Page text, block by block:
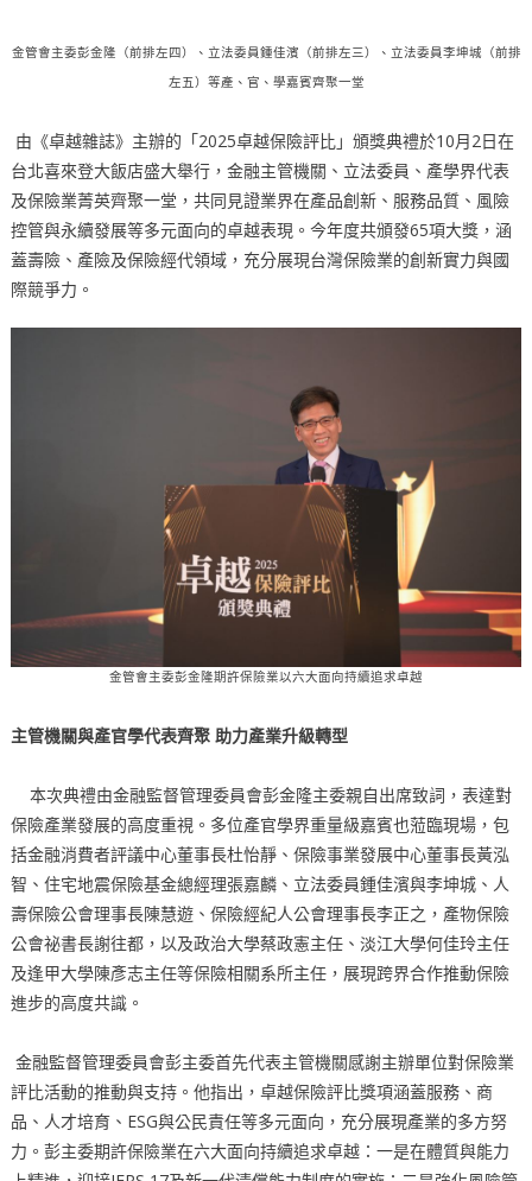
金管會主委彭金隆（前排左四）、立法委員鍾佳濱（前排左三）、立法委員李坤城（前排
左五）等產、官、學嘉賓齊聚一堂
由《卓越雜誌》主辦的「2025卓越保險評比」頒獎典禮於10月2日在
台北喜來登大飯店盛大舉行，金融主管機關、立法委員、產學界代表
及保險業菁英齊聚一堂，共同見證業界在產品創新、服務品質、風險
控管與永續發展等多元面向的卓越表現。今年度共頒發65項大獎，涵
蓋壽險、產險及保險經代領域，充分展現台灣保險業的創新實力與國
際競爭力。
金管會主委彭金隆期許保險業以六大面向持續追求卓越
主管機關與產官學代表齊聚 助力產業升級轉型
本次典禮由金融監督管理委員會彭金隆主委親自出席致詞，表達對
保險產業發展的高度重視。多位產官學界重量級嘉賓也蒞臨現場，包
括金融消費者評議中心董事長杜怡靜、保險事業發展中心董事長黃泓
智、住宅地震保險基金總經理張嘉麟、立法委員鍾佳濱與李坤城、人
壽保險公會理事長陳慧遊、保險經紀人公會理事長李正之，產物保險
公會祕書長謝往都，以及政治大學蔡政憲主任、淡江大學何佳玲主任
及逢甲大學陳彥志主任等保險相關系所主任，展現跨界合作推動保險
進步的高度共識。
金融監督管理委員會彭主委首先代表主管機關感謝主辦單位對保險業
評比活動的推動與支持。他指出，卓越保險評比獎項涵蓋服務、商
品、人才培育、ESG與公民責任等多元面向，充分展現產業的多方努
力。彭主委期許保險業在六大面向持續追求卓越：一是在體質與能力